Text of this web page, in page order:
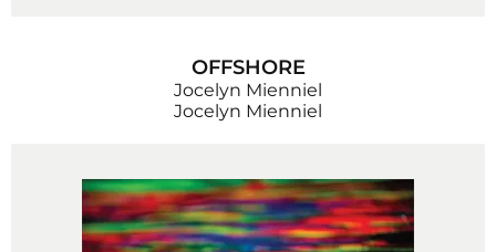
OFFSHORE
Jocelyn Mienniel
Jocelyn Mienniel